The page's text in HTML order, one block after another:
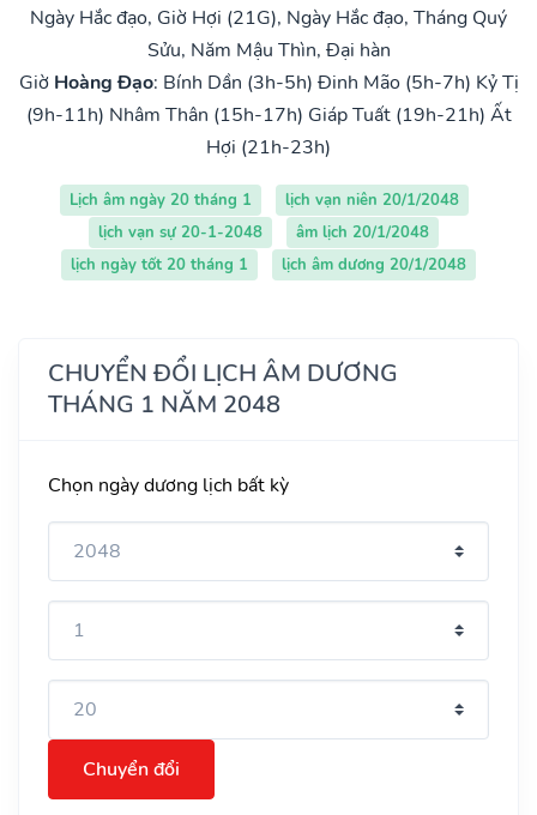
Ngày Hắc đạo, Giờ Hợi (21G), Ngày Hắc đạo, Tháng Quý
Sửu, Năm Mậu Thìn, Đại hàn
Giờ Hoàng Đạo: Bính Dần (3h-5h) Đinh Mão (5h-7h) Kỷ Tị
(9h-11h) Nhâm Thân (15h-17h) Giáp Tuất (19h-21h) Ất
Hợi (21h-23h)
Lịch âm ngày 20 tháng 1
lịch vạn niên 20/1/2048
lịch vạn sự 20-1-2048
âm lịch 20/1/2048
lịch ngày tốt 20 tháng 1
lịch âm dương 20/1/2048
CHUYỂN ĐỔI LỊCH ÂM DƯƠNG
THÁNG 1 NĂM 2048
Chọn ngày dương lịch bất kỳ
Chuyển đổi